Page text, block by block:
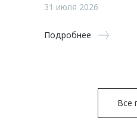
31 июля 2026
Подробнее
Все